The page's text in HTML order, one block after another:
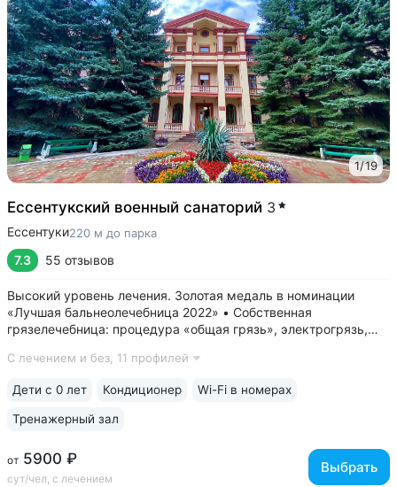
1/19
Ессентукский военный санаторий 3
Ессентуки220 м до парка
7.3 55 отзывов
Высокий уровень лечения. Золотая медаль в номинации
«Лучшая бальнеолечебница 2022» • Собственная
грязелечебница: процедура «общая грязь», электрогрязь,
Кавминвод, где есть лечебные барокамеры двух видов —
С лечением и без, 11 профилей
от 5900 ₽
сут/чел, с лечением
Выбрать
Дети с 0 лет Кондиционер Wi-Fi в номерах
Тренажерный зал